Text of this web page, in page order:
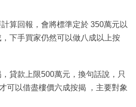
算回報，會將標準定於 350萬元以
下手買家仍然可以做八成以上按
貸款上限500萬元，換句話說，只
可以借盡樓價六成按揭 ，主要對象